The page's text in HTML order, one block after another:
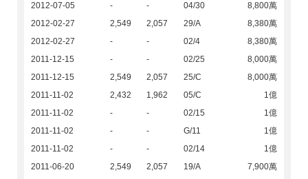
2012-07-05
- - 04/30
8,800萬
2012-02-27
2,549 2,057 29/A
8,380萬
2012-02-27
- - 02/4
8,380萬
2011-12-15
- - 02/25
8,000萬
2011-12-15
2,549 2,057 25/C
8,000萬
2011-11-02
2,432 1,962 05/C
1億
2011-11-02
- - 02/15
1億
2011-11-02
- - G/11
1億
2011-11-02
- - 02/14
1億
2011-06-20
2,549 2,057 19/A
7,900萬